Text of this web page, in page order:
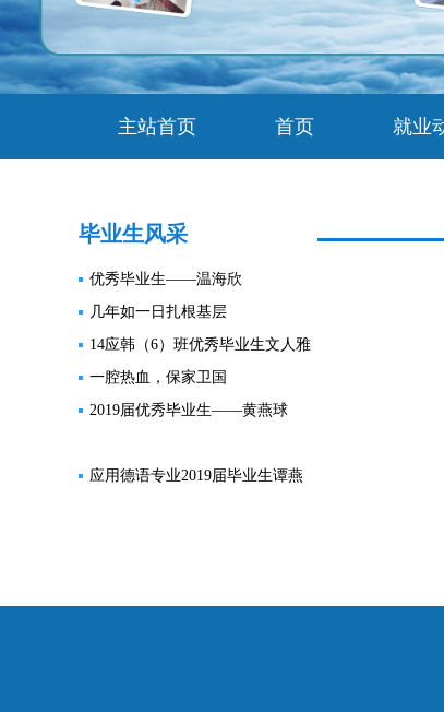
主站首页 首页 就业
毕业生风采
优秀毕业生——温海欣
几年如一日扎根基层
14应韩（6）班优秀毕业生文人雅
一腔热血，保家卫国
2019届优秀毕业生——黄燕球
应用德语专业2019届毕业生谭燕